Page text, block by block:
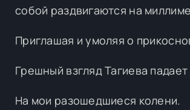
собой раздвигаются на
Приглашая и умоляя о
Грешный взгляд Тагиева падает
На мои разошедшиеся колени.